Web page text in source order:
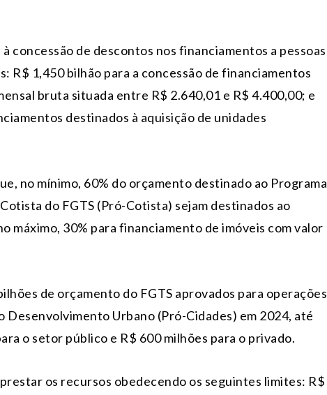
concessão de descontos nos financiamentos a pessoas
R$ 1,450 bilhão para a concessão de financiamentos
bruta situada entre R$ 2.640,01 e R$ 4.400,00; e
destinados à aquisição de unidades
no mínimo, 60% do orçamento destinado ao Programa
do FGTS (Pró-Cotista) sejam destinados ao
máximo, 30% para financiamento de imóveis com valor
de orçamento do FGTS aprovados para operações
Desenvolvimento Urbano (Pró-Cidades) em 2024, até
o setor público e R$ 600 milhões para o privado.
os recursos obedecendo os seguintes limites: R$